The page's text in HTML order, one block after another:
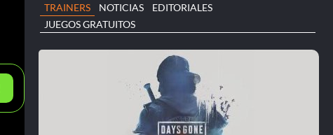
TRAINERS NOTICIAS
EDITORIALES
JUEGOS GRATUITOS